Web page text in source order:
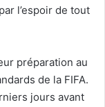
l’espoir de tout
préparation au
de la FIFA.
jours avant